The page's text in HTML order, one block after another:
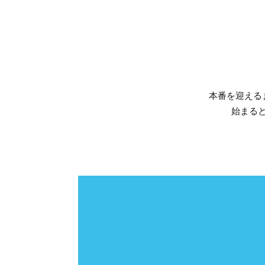
本番を迎える
始まる